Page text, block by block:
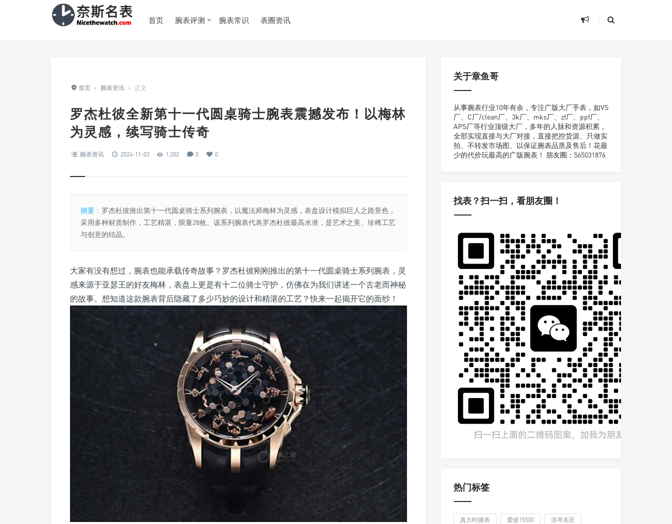
首页 腕表评测 腕表常识 表圈资讯
首页 › 腕表资讯 › 正文
罗杰杜彼全新第十一代圆桌骑士腕表震撼发布！以梅林
为灵感，续写骑士传奇
腕表资讯 2024-11-03 1,202 0 0
摘要： 罗杰杜彼推出第十一代圆桌骑士系列腕表，以魔法师梅林为灵感，表盘设计模拟巨人之路景色，
采用多种材质制作，工艺精湛，限量28枚。该系列腕表代表罗杰杜彼最高水准，是艺术之美、珍稀工艺
与创意的结晶。
大家有没有想过，腕表也能承载传奇故事？罗杰杜彼刚刚推出的第十一代圆桌骑士系列腕表，灵
感来源于亚瑟王的好友梅林，表盘上更是有十二位骑士守护，仿佛在为我们讲述一个古老而神秘
的故事。想知道这款腕表背后隐藏了多少巧妙的设计和精湛的工艺？快来一起揭开它的面纱！
关于章鱼哥
从事腕表行业10年有余，专注广版大厂手表，如VS
厂、C厂/clean厂、3k厂、mks厂、zf厂、ppf厂、
APS厂等行业顶级大厂，多年的人脉和资源积累，
全部实现直接与大厂对接，直接把控货源、只做实
拍、不转发市场图、以保证腕表品质及售后！花最
少的代价玩最高的广版腕表！ 朋友圈：565031876
找表？扫一扫，看朋友圈！
热门标签
真力时腕表 爱彼15500 浪琴名匠